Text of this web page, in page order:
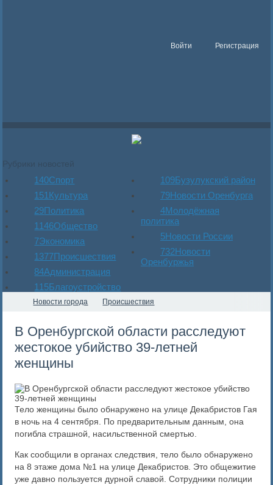
Войти Регистрация
Рубрики новостей
140Спорт
151 Культура
29Политика
1146Общество
7Экономика
1377Происшествия
84Администрация
115Благоустройство
109Бузулукский район
79Новости Оренбурга
4Молодёжная
политика
5Новости России
732Новости
Оренбуржья
Новости города Происшествия
​В Оренбургской области расследуют
жестокое убийство 39-летней
женщины
Тело женщины было обнаружено на улице Декабристов Гая
в ночь на 4 сентября. По предварительным данным, она
погибла страшной, насильственной смертью.
Как сообщили в органах следствия, тело было обнаружено
на 8 этаже дома №1 на улице Декабристов. Это общежитие
уже давно пользуется дурной славой. Сотрудники полиции